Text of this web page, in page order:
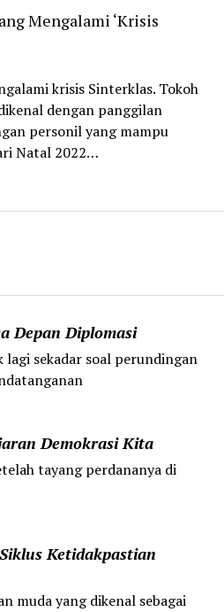
Depan Diplomasi
sekadar soal perundingan
Demokrasi Kita
tayang perdananya di
Ketidakpastian
muda yang dikenal sebagai
Mengalami ‘Krisis
krisis Sinterklas. Tokoh
dengan panggilan
personil yang mampu
Natal 2022…